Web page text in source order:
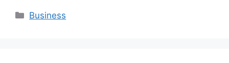
Categories
Business